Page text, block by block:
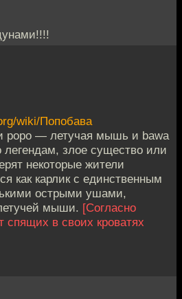
wiki/Попобава
popo — летучая мышь и bawa
злое существо или
некоторые жители
как карлик с единственным
острыми ушами,
мыши. [Согласно
спящих в своих кроватях